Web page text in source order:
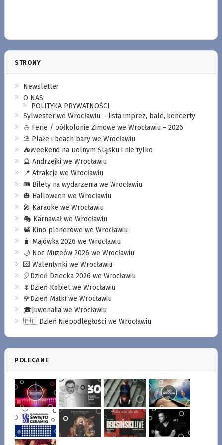
STRONY
Newsletter
O NAS
POLITYKA PRYWATNOŚCI
Sylwester we Wrocławiu – lista imprez, bale, koncerty
⛄️ Ferie / półkolonie Zimowe we Wrocławiu – 2026
⛱️ Plaże i beach bary we Wrocławiu
⛺️Weekend na Dolnym Śląsku i nie tylko
🔮 Andrzejki we Wrocławiu
📍 Atrakcje we Wrocławiu
🎟️ Bilety na wydarzenia we Wrocławiu
🎃 Halloween we Wrocławiu
🎤 Karaoke we Wrocławiu
🎭 Karnawał we Wrocławiu
📽️ Kino plenerowe we Wrocławiu
🧳 Majówka 2026 we Wrocławiu
🌙 Noc Muzeów 2026 we Wrocławiu
💌 Walentynki we Wrocławiu
🎈Dzień Dziecka 2026 we Wrocławiu
🌷Dzień Kobiet we Wrocławiu
🌹Dzień Matki we Wrocławiu
🎓Juwenalia we Wrocławiu
🇵🇱 Dzień Niepodległości we Wrocławiu
POLECANE